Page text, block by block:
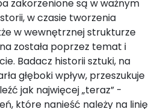
zakorzenione są w ważnym
w czasie tworzenia
w wewnętrznej strukturze
została poprzez temat i
Badacz historii sztuki, na
głęboki wpływ, przeszukuje
jak najwięcej „teraz” -
które nanieść należy na linię